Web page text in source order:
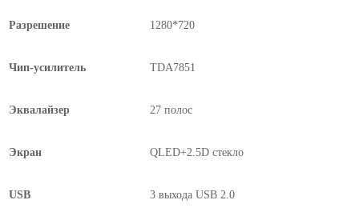
Разрешение 1280*720
Чип-усилитель TDA7851
Эквалайзер 27 полос
Экран QLED+2.5D стекло
USB 3 выхода USB 2.0